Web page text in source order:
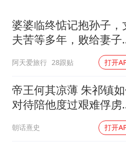
婆婆临终惦记抱孙子，
夫苦等多年，败给妻子
阿天爱旅行 28跟贴 打开
帝王何其凉薄 朱祁镇
对待陪他度过艰难俘虏
朝话熹史 打开